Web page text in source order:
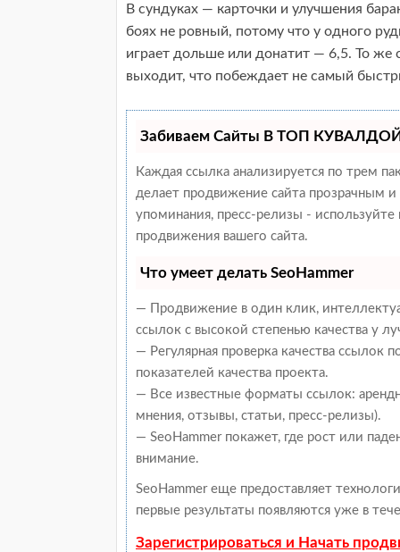
В сундуках — карточки и улучшения
боях не ровный, потому что у одного
играет дольше или донатит — 6,5. То же
выходит, что побеждает не самый
Забиваем Сайты В ТОП КУВАЛДОЙ
Каждая ссылка анализируется по трем
делает продвижение сайта прозрачным
упоминания, пресс-релизы -
продвижения вашего сайта.
Что умеет делать SeoHammer
— Продвижение в один клик,
ссылок с высокой степенью качества у
— Регулярная проверка качества
показателей качества проекта.
— Все известные форматы ссылок:
мнения, отзывы, статьи, пресс-релизы).
— SeoHammer покажет, где рост или
внимание.
SeoHammer еще предоставляет
первые результаты появляются уже в
Зарегистрироваться и Начать